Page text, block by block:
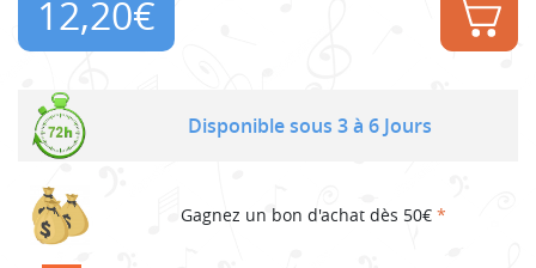
12,20€
Disponible sous 3 à 6 Jours
Gagnez un bon d'achat dès 50€ *